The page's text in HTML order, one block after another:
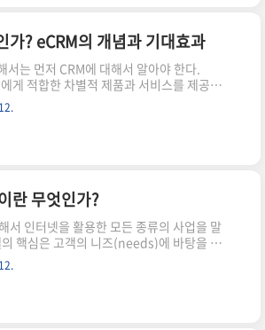
과 회사간의 물리적인 거리를 제거함으로
관리를 할 수 있다는 점도 매력적이다. 즉
가? eCRM의 개념과 기대효과
서는 먼저 CRM에 대해서 알아야 한다.
게 적합한 차별적 제품과 서비스를 제공함
지속적으로 강화해 나가는 마케팅/경영혁
있다. CRM을 적용하고 있는 업종 CRM과
활동이 이루어지고 있는 사례는 병원에서
는 진료를 할 때 반드시 환자별 차트를 참
물을 처방하게 된다. 그러나, 병원의 진료
CRM이라고 할 수 없다. 수동적인 입장에
문이다. 최근 병원들도 경쟁이 격화되면서
란 무엇인가?
서 인터넷을 활용한 모든 종류의 사업을 말
핵심은 고객의 니즈(needs)에 바탕을 두
제공하여 고객을 만족시킬 것인가
서비스는 어떻게 제공할 것인가(how)라고
에게 무엇을, 어떻게 줄 것 인가로 요약할
의 유형 비즈니스 모델의 변화과정은 생물